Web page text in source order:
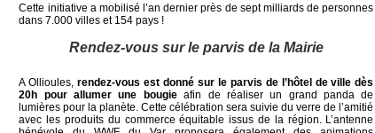
Cette initiative a mobilisé l’an dernier près de sept milliards de personnes
dans 7.000 villes et 154 pays !
Rendez-vous sur le parvis de la Mairie
A Ollioules,rendez-vous est donné sur le parvis de l’hôtel de ville dès
20h pour allumer une bougieafin de réaliser un grand panda de
lumières pour la planète. Cette célébration sera suivie du verre de l’amitié
avec les produits du commerce équitable issus de la région. L’antenne